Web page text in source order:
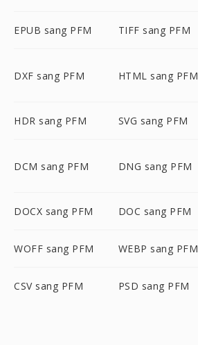
EPUB sang PFM TIFF sang PFM
DXF sang PFM HTML sang PFM
HDR sang PFM SVG sang PFM
DCM sang PFM DNG sang PFM
DOCX sang PFM DOC sang PFM
WOFF sang PFM WEBP sang PFM
CSV sang PFM PSD sang PFM